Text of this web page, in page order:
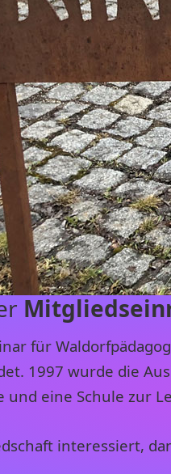
für
1997 wurde die
und eine Schule zur
interessiert,